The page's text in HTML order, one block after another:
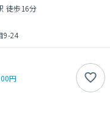
徒歩16分
9-24
円